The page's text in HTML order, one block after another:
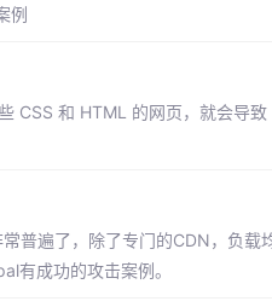
例
和 HTML 的网页，就会导
普遍了，除了专门的CDN，负
有成功的攻击案例。